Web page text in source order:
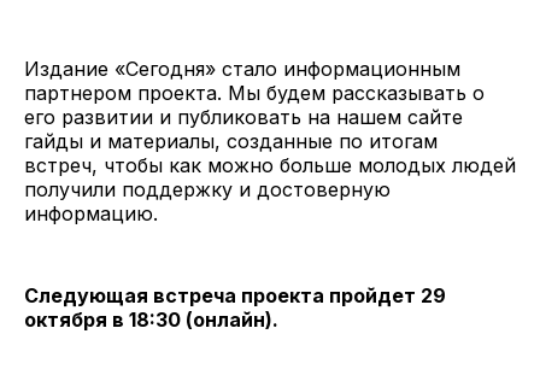
Издание «Сегодня» стало информационным
партнером проекта. Мы будем рассказывать о
его развитии и публиковать на нашем сайте
гайды и материалы, созданные по итогам
встреч, чтобы как можно больше молодых людей
получили поддержку и достоверную
информацию.
Следующая встреча проекта пройдет 29
октября в 18:30 (онлайн).